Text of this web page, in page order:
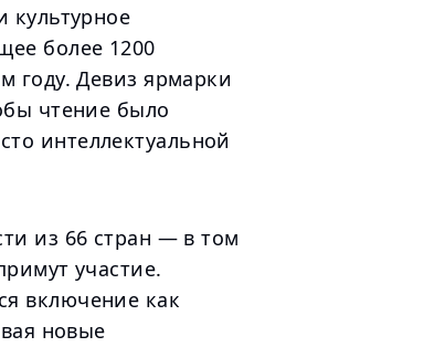
культурное
более 1200
году. Девиз ярмарки
чтение было
интеллектуальной
из 66 стран — в том
участие.
включение как
новые